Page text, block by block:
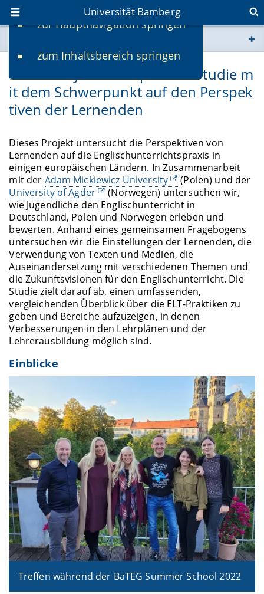
zur Hauptnavigation springen
zum Inhaltsbereich springen
Universität Bamberg
www.uni-bamberg.de
univis.uni-bamberg.de
ELT Survey: Eine empirische Studie m
it dem Schwerpunkt auf den Perspek
tiven der Lernenden
Dieses Projekt untersucht die Perspektiven von
Lernenden auf die Englischunterrichtspraxis in
einigen europäischen Ländern. In Zusammenarbeit
mit der Adam Mickiewicz University
(Polen) und der
University of Agder
(Norwegen) untersuchen wir,
wie Jugendliche den Englischunterricht in
Deutschland, Polen und Norwegen erleben und
bewerten. Anhand eines gemeinsamen Fragebogens
untersuchen wir die Einstellungen der Lernenden, die
Verwendung von Texten und Medien, die
Auseinandersetzung mit verschiedenen Themen und
die Zukunftsvisionen für den Englischunterricht. Die
Studie zielt darauf ab, einen umfassenden,
vergleichenden Überblick über die ELT-Praktiken zu
geben und Bereiche aufzuzeigen, in denen
Verbesserungen in den Lehrplänen und der
Lehrerausbildung möglich sind.
Einblicke
Treffen während der BaTEG Summer School 2022